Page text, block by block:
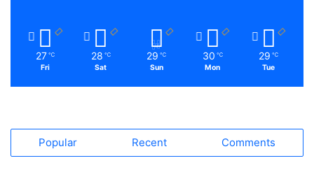
27 ℃
Fri
28 ℃
Sat
29 ℃
Sun
30 ℃
Mon
29 ℃
Tue
Popular Recent Comments